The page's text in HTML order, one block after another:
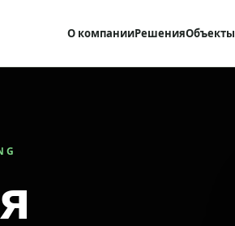
О компанииРешенияОбъекты